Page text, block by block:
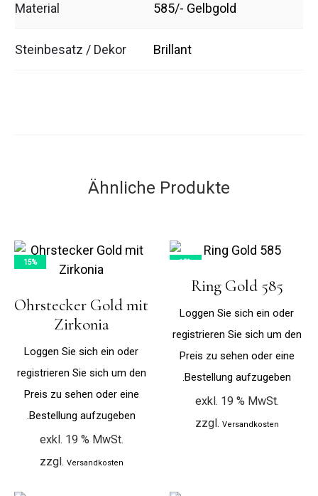
Material 585/- Gelbgold
Steinbesatz / Dekor Brillant
Ähnliche Produkte
15%
Ohrstecker Gold mit
Zirkonia
Loggen Sie sich ein oder
registrieren Sie sich um den
Preis zu sehen oder eine
Bestellung aufzugeben.
exkl. 19 % MwSt.
zzgl. Versandkosten
15%
Ring Gold 585
Loggen Sie sich ein oder
registrieren Sie sich um den
Preis zu sehen oder eine
Bestellung aufzugeben.
exkl. 19 % MwSt.
zzgl. Versandkosten